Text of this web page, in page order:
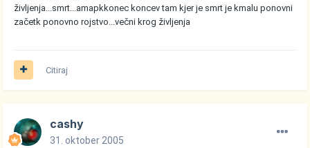
življenja...smrt...amapkkonec koncev tam kjer je smrt je kmalu ponovni
začetk ponovno rojstvo...večni krog življenja
Citiraj
cashy
31. oktober 2005